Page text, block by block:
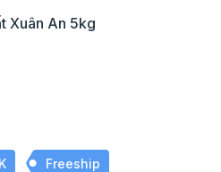
Xuân An 5kg
Freeship